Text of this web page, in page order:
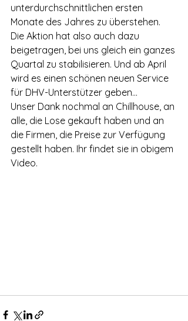
unterdurchschnittlichen ersten
Monate des Jahres zu überstehen.
Die Aktion hat also auch dazu
beigetragen, bei uns gleich ein ganzes
Quartal zu stabilisieren. Und ab April
wird es einen schönen neuen Service
für DHV-Unterstützer geben…
Unser Dank nochmal an Chillhouse, an
alle, die Lose gekauft haben und an
die Firmen, die Preise zur Verfügung
gestellt haben. Ihr findet sie in obigem
Video.